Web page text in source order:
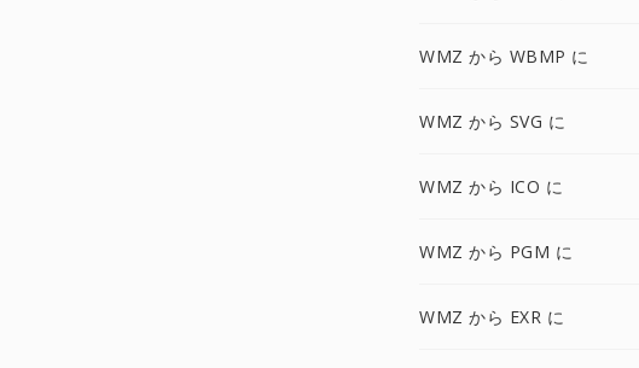
WMZ から WBMP に
WMZ から SVG に
WMZ から ICO に
WMZ から PGM に
WMZ から EXR に